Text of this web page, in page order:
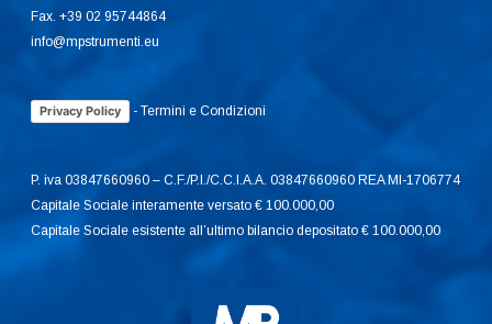
Fax. +39 02 95744864
info@mpstrumenti.eu
Privacy Policy -Termini e Condizioni
P. iva 03847660960 – C.F./P.I./C.C.I.A.A. 03847660960 REA MI-1706774
Capitale Sociale interamente versato € 100.000,00
Capitale Sociale esistente all’ultimo bilancio depositato € 100.000,00